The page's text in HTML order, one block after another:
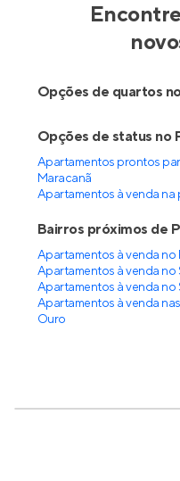
Opções de quartos
Opções de status no
Apartamentos prontos
Maracanã
Apartamentos à venda
Bairros próximos de
Apartamentos à venda no
Apartamentos à venda no
Apartamentos à venda no
Apartamentos à venda
Ouro